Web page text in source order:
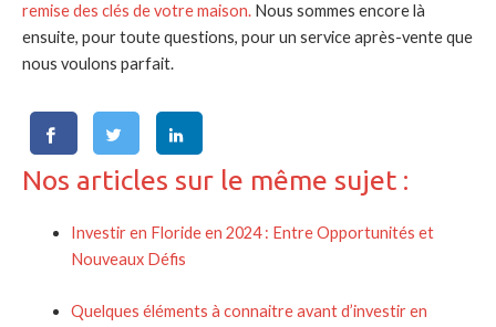
remise des clés de votre maison. Nous sommes encore là
ensuite, pour toute questions, pour un service après-vente que
nous voulons parfait.
Nos articles sur le même sujet :
Investir en Floride en 2024 : Entre Opportunités et
Nouveaux Défis
Quelques éléments à connaitre avant d’investir en